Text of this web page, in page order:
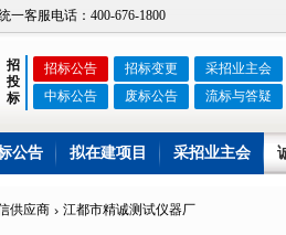
一客服电话：400-676-1800
招
投
标
招标公告 招标变更
采招业主会
中标公告
废标公告 流标与答疑
公告 拟在建项目 采招业主会
供应商  江都市精诚测试仪器厂